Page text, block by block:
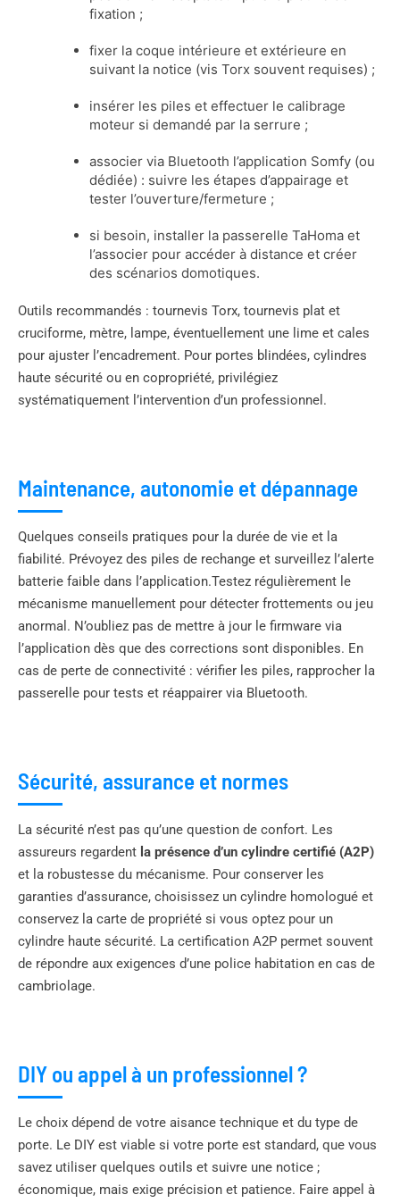
fixation ;
fixer la coque intérieure et extérieure en
suivant la notice (vis Torx souvent requises) ;
insérer les piles et effectuer le calibrage
moteur si demandé par la serrure ;
associer via Bluetooth l’application Somfy (ou
dédiée) : suivre les étapes d’appairage et
tester l’ouverture/fermeture ;
si besoin, installer la passerelle TaHoma et
l’associer pour accéder à distance et créer
des scénarios domotiques.
Outils recommandés : tournevis Torx, tournevis plat et
cruciforme, mètre, lampe, éventuellement une lime et cales
pour ajuster l’encadrement. Pour portes blindées, cylindres
haute sécurité ou en copropriété, privilégiez
systématiquement l’intervention d’un professionnel.
Maintenance, autonomie et dépannage
Quelques conseils pratiques pour la durée de vie et la
fiabilité. Prévoyez des piles de rechange et surveillez l’alerte
batterie faible dans l’application.Testez régulièrement le
mécanisme manuellement pour détecter frottements ou jeu
anormal. N’oubliez pas de mettre à jour le firmware via
l’application dès que des corrections sont disponibles. En
cas de perte de connectivité : vérifier les piles, rapprocher la
passerelle pour tests et réappairer via Bluetooth.
Sécurité, assurance et normes
La sécurité n’est pas qu’une question de confort. Les
assureurs regardent la présence d’un cylindre certifié (A2P)
et la robustesse du mécanisme. Pour conserver les
garanties d’assurance, choisissez un cylindre homologué et
conservez la carte de propriété si vous optez pour un
cylindre haute sécurité. La certification A2P permet souvent
de répondre aux exigences d’une police habitation en cas de
cambriolage.
DIY ou appel à un professionnel ?
Le choix dépend de votre aisance technique et du type de
porte. Le DIY est viable si votre porte est standard, que vous
savez utiliser quelques outils et suivre une notice ;
économique, mais exige précision et patience. Faire appel à